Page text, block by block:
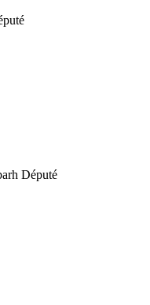
Député